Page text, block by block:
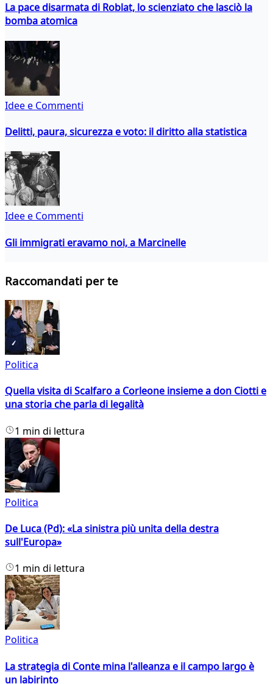
La pace disarmata di Roblat, lo scienziato che lasciò la
bomba atomica
Idee e Commenti
Delitti, paura, sicurezza e voto: il diritto alla statistica
Idee e Commenti
Gli immigrati eravamo noi, a Marcinelle
Raccomandati per te
Politica
Quella visita di Scalfaro a Corleone insieme a don Ciotti e
una storia che parla di legalità
1 min di lettura
Politica
De Luca (Pd): «La sinistra più unita della destra
sull'Europa»
1 min di lettura
Politica
La strategia di Conte mina l'alleanza e il campo largo è
un labirinto